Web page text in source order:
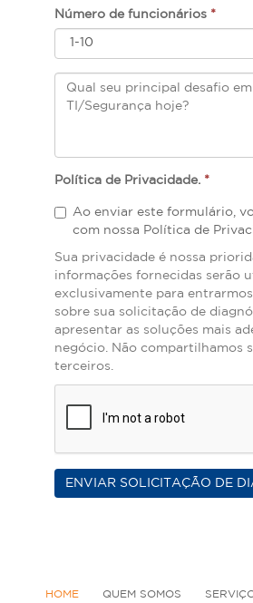
Número de funcionários *
Política de Privacidade. *
Ao enviar este formulário,
com nossa Política de
Sua privacidade é nossa
informações fornecidas serão
exclusivamente para
sobre sua solicitação de
apresentar as soluções mais
negócio. Não compartilhamos
terceiros.
ENVIAR SOLICITAÇÃO DE
HOME QUEM SOMOS